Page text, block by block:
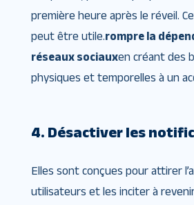
première heure après le réveil.
peut être utile.rompre la
réseaux sociauxen créant des
physiques et temporelles à un
4. Désactiver les
Elles sont conçues pour attirer
utilisateurs et les inciter à revenir